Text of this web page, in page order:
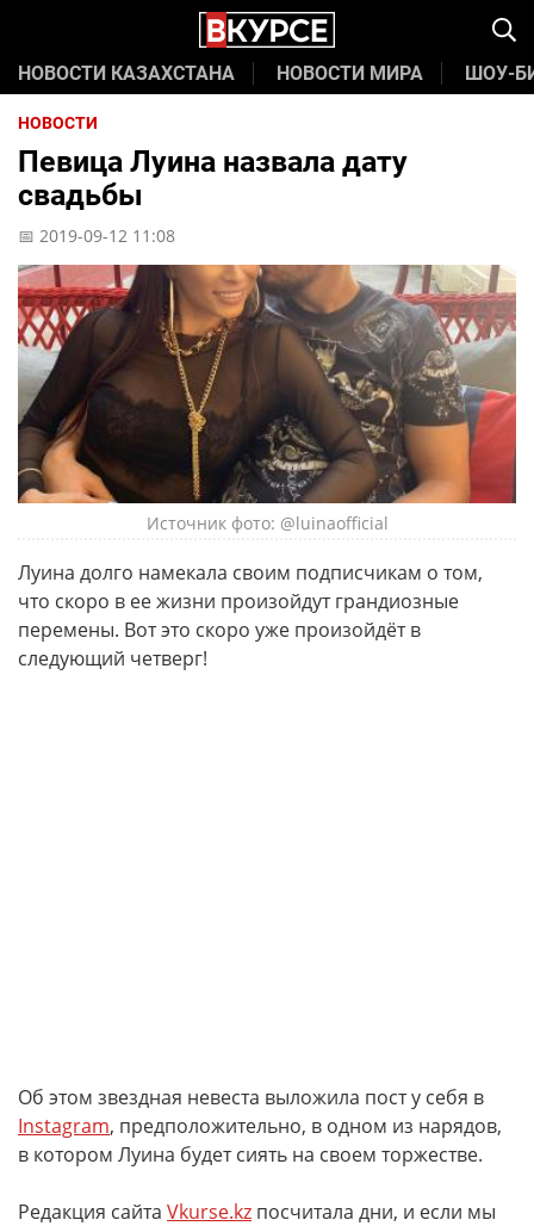
НОВОСТИ КАЗАХСТАНА НОВОСТИ МИРА ШОУ-
НОВОСТИ
Певица Луина назвала дату
свадьбы
📅 2019-09-12 11:08
Источник фото: @luinaofficial
Луина долго намекала своим подписчикам о том,
что скоро в ее жизни произойдут грандиозные
перемены. Вот это скоро уже произойдёт в
следующий четверг!
Об этом звездная невеста выложила пост у себя в
Instagram, предположительно, в одном из нарядов,
в котором Луина будет сиять на своем торжестве.
Редакция сайта Vkurse.kz посчитала дни, и если мы